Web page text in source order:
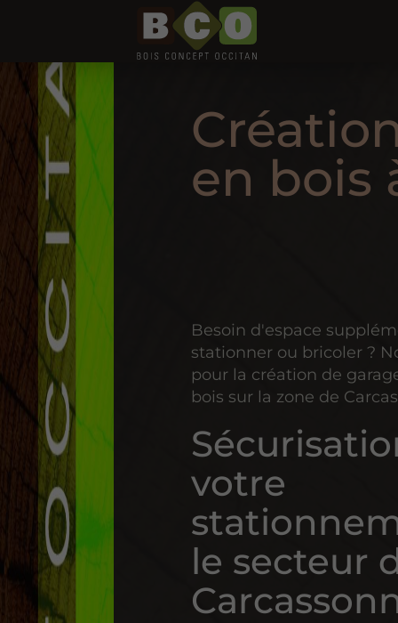
en bois
Besoin d'espace
stationner ou bricoler ?
pour la création de
bois sur la zone de
votre
le secteur